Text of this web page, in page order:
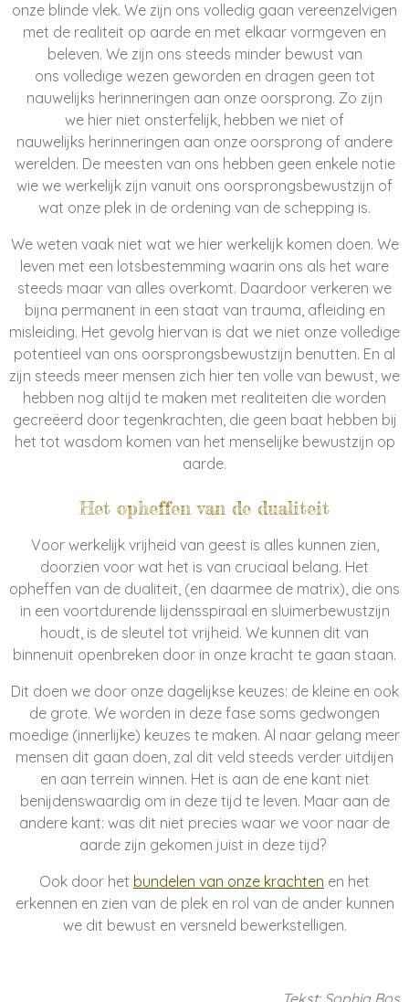
onze blinde vlek. We zijn ons volledig gaan vereenzelvigen
met de realiteit op aarde en met elkaar vormgeven en
beleven. We zijn ons steeds minder bewust van
ons volledige wezen geworden en dragen geen tot
nauwelijks herinneringen aan onze oorsprong. Zo zijn
we hier niet onsterfelijk, hebben we niet of
nauwelijks herinneringen aan onze oorsprong of andere
werelden. De meesten van ons hebben geen enkele notie
wie we werkelijk zijn vanuit ons oorsprongsbewustzijn of
wat onze plek in de ordening van de schepping is.
We weten vaak niet wat we hier werkelijk komen doen. We
leven met een lotsbestemming waarin ons als het ware
steeds maar van alles overkomt. Daardoor verkeren we
bijna permanent in een staat van trauma, afleiding en
misleiding. Het gevolg hiervan is dat we niet onze volledige
potentieel van ons oorsprongsbewustzijn benutten. En al
zijn steeds meer mensen zich hier ten volle van bewust, we
hebben nog altijd te maken met realiteiten die worden
gecreëerd door tegenkrachten, die geen baat hebben bij
het tot wasdom komen van het menselijke bewustzijn op
aarde.
Het opheffen van de dualiteit
Voor werkelijk vrijheid van geest is alles kunnen zien,
doorzien voor wat het is van cruciaal belang. Het
opheffen van de dualiteit, (en daarmee de matrix), die ons
in een voortdurende lijdensspiraal en sluimerbewustzijn
houdt, is de sleutel tot vrijheid. We kunnen dit van
binnenuit openbreken door in onze kracht te gaan staan.
Dit doen we door onze dagelijkse keuzes: de kleine en ook
de grote. We worden in deze fase soms gedwongen
moedige (innerlijke) keuzes te maken. Al naar gelang meer
mensen dit gaan doen, zal dit veld steeds verder uitdijen
en aan terrein winnen. Het is aan de ene kant niet
benijdenswaardig om in deze tijd te leven. Maar aan de
andere kant: was dit niet precies waar we voor naar de
aarde zijn gekomen juist in deze tijd?
Ook door het bundelen van onze krachten en het
erkennen en zien van de plek en rol van de ander kunnen
we dit bewust en versneld bewerkstelligen.
Tekst: Sophia Bos